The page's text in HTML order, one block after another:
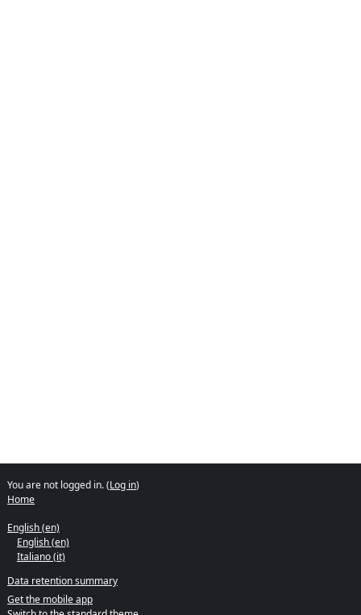
You are not logged in. (Log in)
Home
English ‎(en)‎
English ‎(en)‎
Italiano ‎(it)‎
Data retention summary
Get the mobile app